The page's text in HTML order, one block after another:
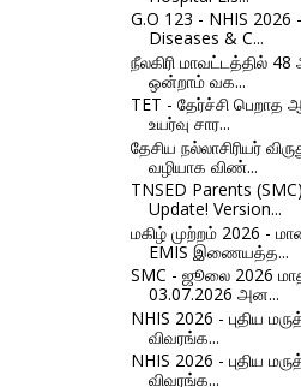
G.O 123 - NHIS 2026
Diseases & C...
நீலகிரி மாவட்டத்தில் 48
ஒன்றாம் வக...
TET - தேர்ச்சி பெறாத
உயர்வு சார...
தேசிய நல்லாசிரியர்
வழியாக விண்...
TNSED Parents
Update! Version...
மகிழ் முற்றம் 2026 -
EMIS இணையத்த...
SMC - ஜூலை 2026
03.07.2026 அன...
NHIS 2026 - புதிய
விவரங்க...
NHIS 2026 - புதிய
விவரங்க...